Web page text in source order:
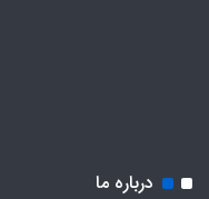
درباره ما